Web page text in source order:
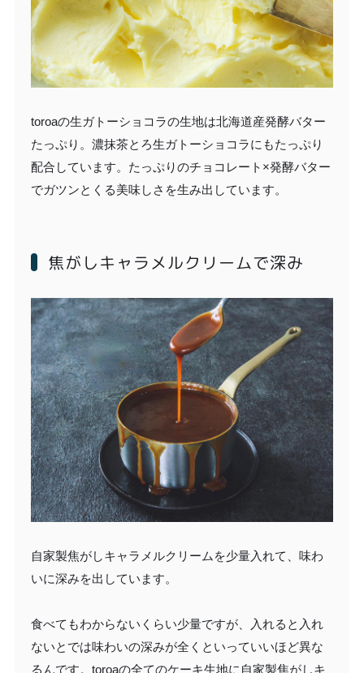
toroaの生ガトーショコラの生地は北海道産発酵バター
たっぷり。濃抹茶とろ生ガトーショコラにもたっぷり
配合しています。たっぷりのチョコレート×発酵バター
でガツンとくる美味しさを生み出しています。
焦がしキャラメルクリームで深み
自家製焦がしキャラメルクリームを少量入れて、味わ
いに深みを出しています。
食べてもわからないくらい少量ですが、入れると入れ
ないとでは味わいの深みが全くといっていいほど異な
るんです。toroaの全てのケーキ生地に自家製焦がしキ